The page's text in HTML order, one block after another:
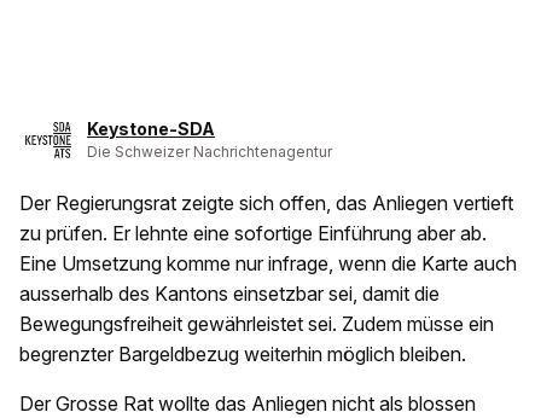
Keystone-SDA
Die Schweizer Nachrichtenagentur
Der Regierungsrat zeigte sich offen, das Anliegen vertieft
zu prüfen. Er lehnte eine sofortige Einführung aber ab.
Eine Umsetzung komme nur infrage, wenn die Karte auch
ausserhalb des Kantons einsetzbar sei, damit die
Bewegungsfreiheit gewährleistet sei. Zudem müsse ein
begrenzter Bargeldbezug weiterhin möglich bleiben.
Der Grosse Rat wollte das Anliegen nicht als blossen